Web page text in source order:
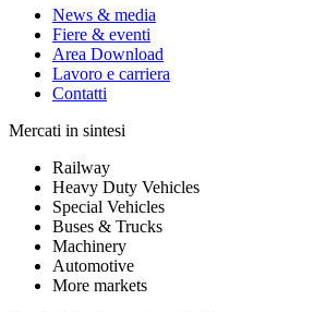
News & media
Fiere & eventi
Area Download
Lavoro e carriera
Contatti
Mercati in sintesi
Railway
Heavy Duty Vehicles
Special Vehicles
Buses & Trucks
Machinery
Automotive
More markets